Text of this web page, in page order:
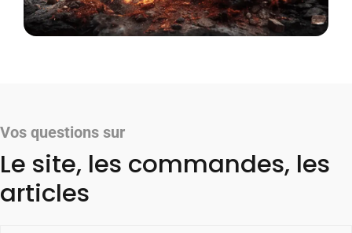
Vos questions sur
Le site, les commandes, les
articles